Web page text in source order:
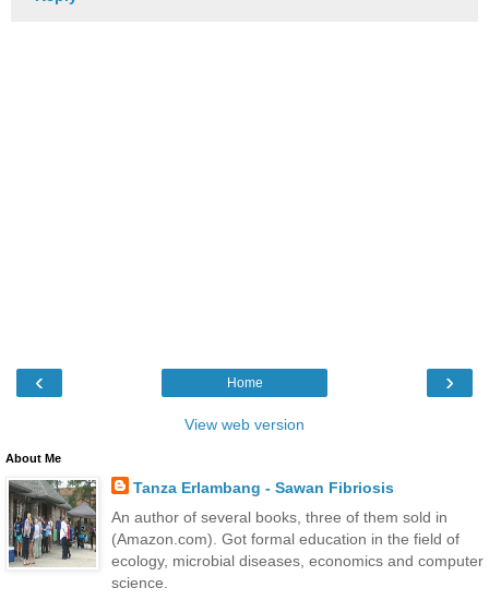
‹ ›
Home
View web version
About Me
Tanza Erlambang - Sawan Fibriosis
An author of several books, three of them sold in
(Amazon.com). Got formal education in the field of
ecology, microbial diseases, economics and computer
science.